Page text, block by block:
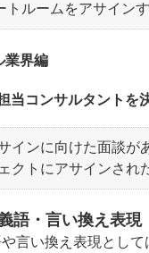
トルームをアサインす
業界編
当コンサルタントを
インに向けた面談が
クトにアサインされ
語・言い換え表現
言い換え表現とし